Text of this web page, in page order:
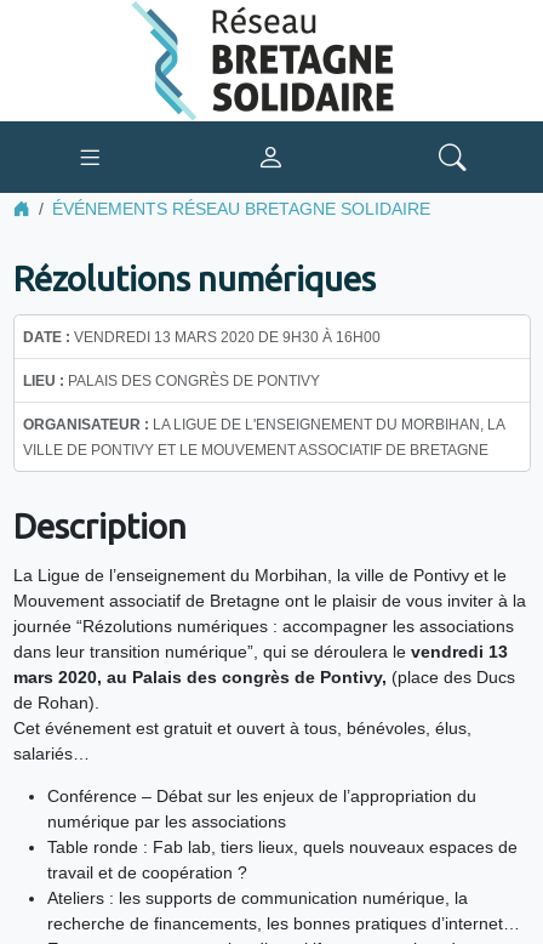
ÉVÉNEMENTS RÉSEAU BRETAGNE SOLIDAIRE
Rézolutions numériques
DATE : VENDREDI 13 MARS 2020 DE 9H30 À 16H00
LIEU : PALAIS DES CONGRÈS DE PONTIVY
ORGANISATEUR : LA LIGUE DE L'ENSEIGNEMENT DU MORBIHAN, LA
VILLE DE PONTIVY ET LE MOUVEMENT ASSOCIATIF DE BRETAGNE
Description
La Ligue de l’enseignement du Morbihan, la ville de Pontivy et le
Mouvement associatif de Bretagne ont le plaisir de vous inviter à la
journée “Rézolutions numériques : accompagner les associations
dans leur transition numérique”, qui se déroulera le vendredi 13
mars 2020, au Palais des congrès de Pontivy, (place des Ducs
de Rohan).
Cet événement est gratuit et ouvert à tous, bénévoles, élus,
salariés…
Conférence – Débat sur les enjeux de l’appropriation du
numérique par les associations
Table ronde : Fab lab, tiers lieux, quels nouveaux espaces de
travail et de coopération ?
Ateliers : les supports de communication numérique, la
recherche de financements, les bonnes pratiques d’internet…